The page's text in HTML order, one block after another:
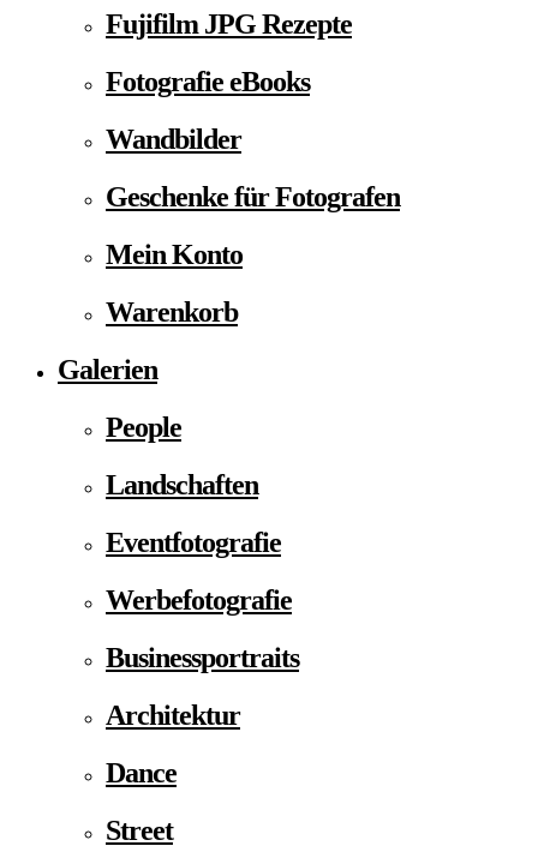
Fujifilm JPG Rezepte
Fotografie eBooks
Wandbilder
Geschenke für Fotografen
Mein Konto
Warenkorb
Galerien
People
Landschaften
Eventfotografie
Werbefotografie
Businessportraits
Architektur
Dance
Street